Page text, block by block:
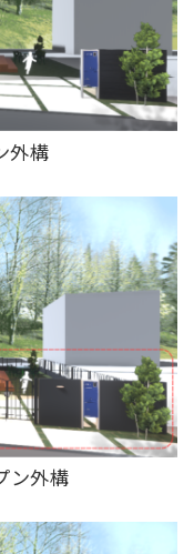
外構
ン外構